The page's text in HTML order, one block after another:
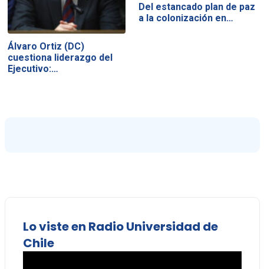
Álvaro Ortiz (DC)
cuestiona liderazgo del
Ejecutivo:…
Del estancado plan de paz
a la colonización en…
Lo viste en Radio Universidad de
Chile